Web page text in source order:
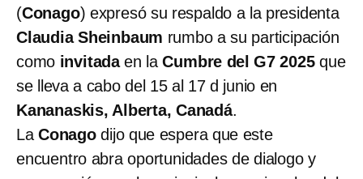
(Conago) expresó su respaldo a la presidenta
Claudia Sheinbaum rumbo a su participación
como invitadaen laCumbre del G7 2025que
se lleva a cabo del 15 al 17 d junio en
Kananaskis, Alberta, Canadá.
La Conagodijo que espera que este
encuentro abra oportunidades de dialogo y